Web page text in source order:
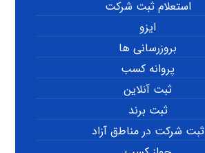
استعلام ثبت شرکت
ایزو
بروزرسانی ها
پروانه کسب
ثبت آنلاین
ثبت برند
ثبت شرکت در مناطق آزاد